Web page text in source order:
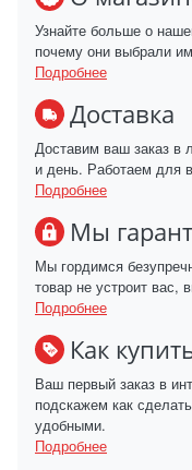
Узнайте больше о
почему они выбрали
Подробнее
Доставка
Доставим ваш заказ в
и день. Работаем для
Подробнее
Мы
Мы гордимся
товар не устроит вас,
Подробнее
Как
Ваш первый заказ в
подскажем как
удобными.
Подробнее